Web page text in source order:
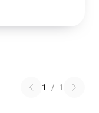
1 / 1